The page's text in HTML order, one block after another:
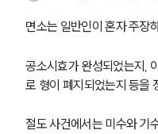
면소는 일반인이 혼자 주장
공소시효가 완성되었는지,
로 형이 폐지되었는지 등을
절도 사건에서는 미수와 기